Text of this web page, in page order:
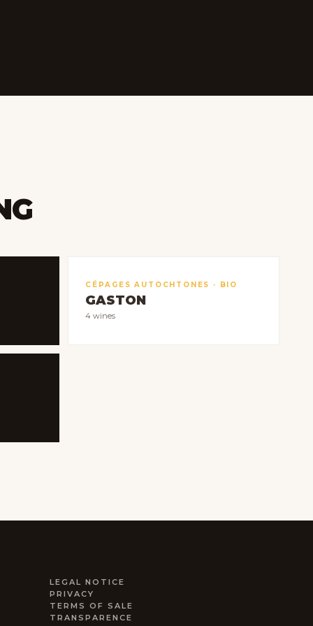
CÉPAGES AUTOCHTONES · BIO
GASTON
4 wines
LEGAL NOTICE
PRIVACY
TERMS OF SALE
TRANSPARENCE